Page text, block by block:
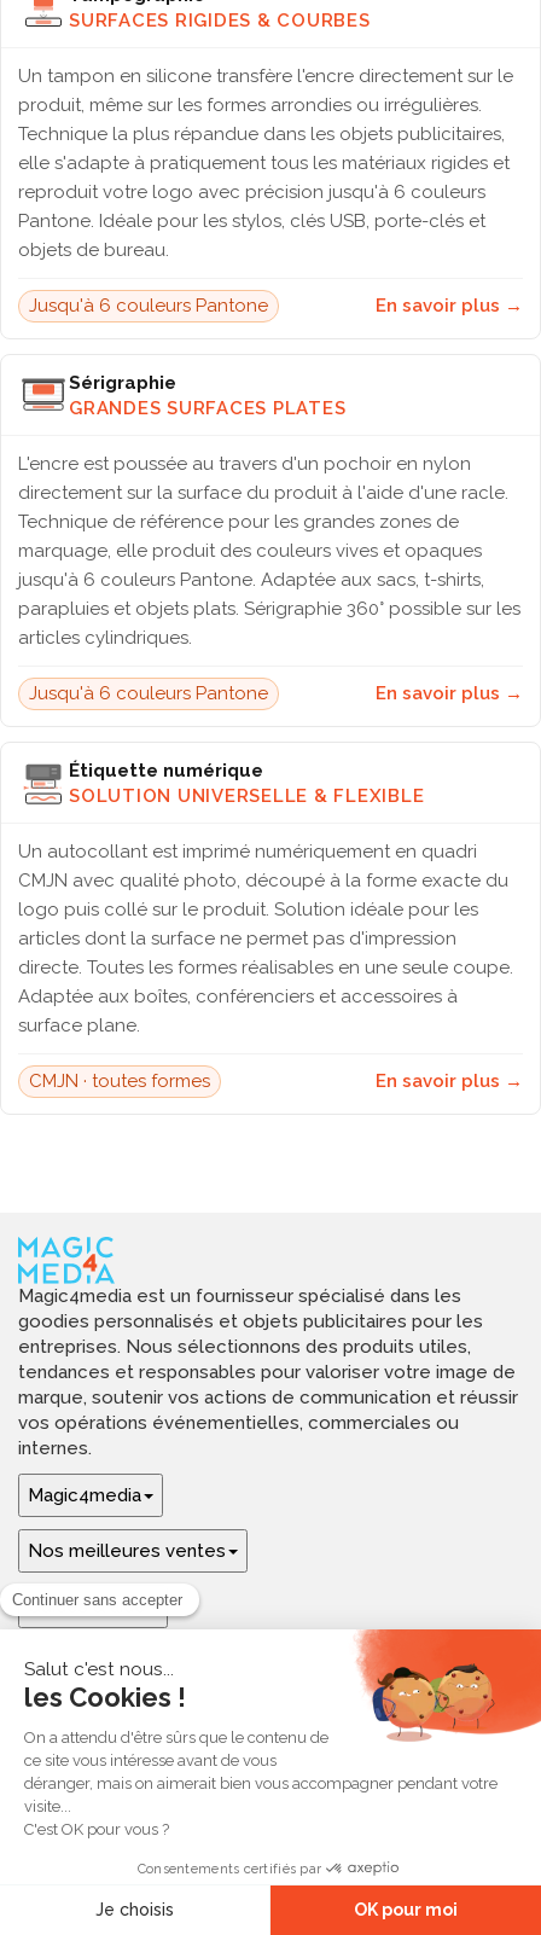
SURFACES RIGIDES & COURBES
Un tampon en silicone transfère l'encre directement sur le
produit, même sur les formes arrondies ou irrégulières.
Technique la plus répandue dans les objets publicitaires,
elle s'adapte à pratiquement tous les matériaux rigides et
reproduit votre logo avec précision jusqu'à 6 couleurs
Pantone. Idéale pour les stylos, clés USB, porte-clés et
objets de bureau.
Jusqu'à 6 couleurs Pantone En savoir plus →
Sérigraphie
GRANDES SURFACES PLATES
L'encre est poussée au travers d'un pochoir en nylon
directement sur la surface du produit à l'aide d'une racle.
Technique de référence pour les grandes zones de
marquage, elle produit des couleurs vives et opaques
jusqu'à 6 couleurs Pantone. Adaptée aux sacs, t-shirts,
parapluies et objets plats. Sérigraphie 360° possible sur les
articles cylindriques.
Jusqu'à 6 couleurs Pantone En savoir plus →
Étiquette numérique
SOLUTION UNIVERSELLE & FLEXIBLE
Un autocollant est imprimé numériquement en quadri
CMJN avec qualité photo, découpé à la forme exacte du
logo puis collé sur le produit. Solution idéale pour les
articles dont la surface ne permet pas d'impression
directe. Toutes les formes réalisables en une seule coupe.
Adaptée aux boîtes, conférenciers et accessoires à
surface plane.
CMJN · toutes formes En savoir plus →
Magic4media est un fournisseur spécialisé dans les
goodies personnalisés et objets publicitaires pour les
entreprises. Nous sélectionnons des produits utiles,
tendances et responsables pour valoriser votre image de
marque, soutenir vos actions de communication et réussir
vos opérations événementielles, commerciales ou
internes.
Magic4media
Nos meilleures ventes
Guides & aide
Ressources & inspirations
© 2026 Magic4media
Contact Plan du site Mentions légales